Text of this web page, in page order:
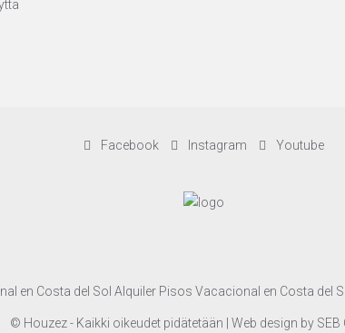
Facebook Instagram Youtube
en Costa del Sol Alquiler Pisos Vacacional en Costa del
© Houzez - Kaikki oikeudet pidätetään | Web design by SEB